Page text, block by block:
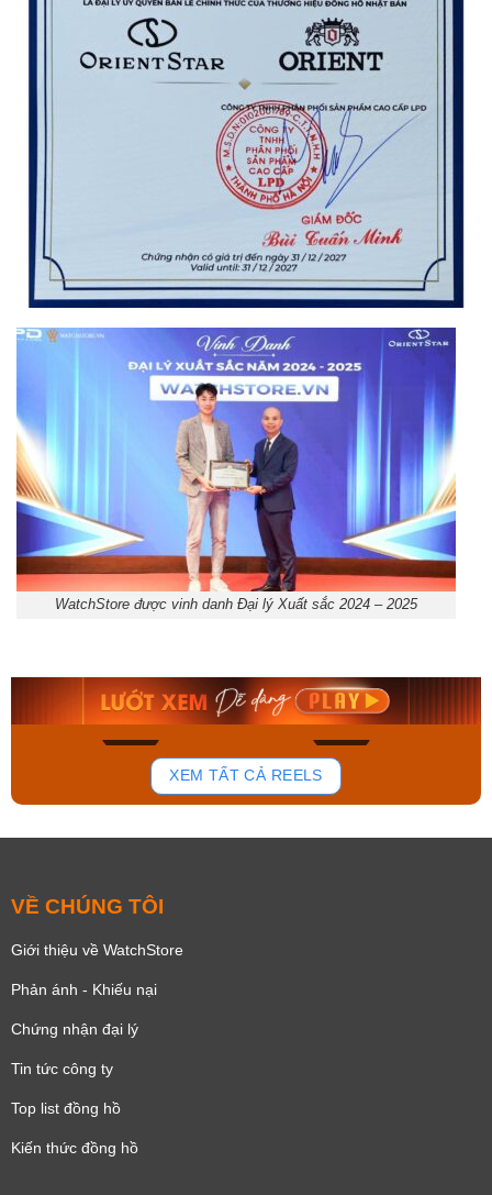
WatchStore được vinh danh Đại lý Xuất sắc 2024 – 2025
136
Mua ngay Mua ngay
XEM TẤT CẢ REELS
VỀ CHÚNG TÔI
Giới thiệu về WatchStore
Phản ánh - Khiếu nại
Chứng nhận đại lý
Tin tức công ty
Top list đồng hồ
Kiến thức đồng hồ